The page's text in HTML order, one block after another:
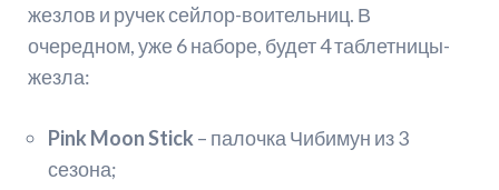
жезлов и ручек сейлор-воительниц. В
очередном, уже 6 наборе, будет 4 таблетницы-
жезла:
Pink Moon Stick – палочка Чибимун из 3
сезона;